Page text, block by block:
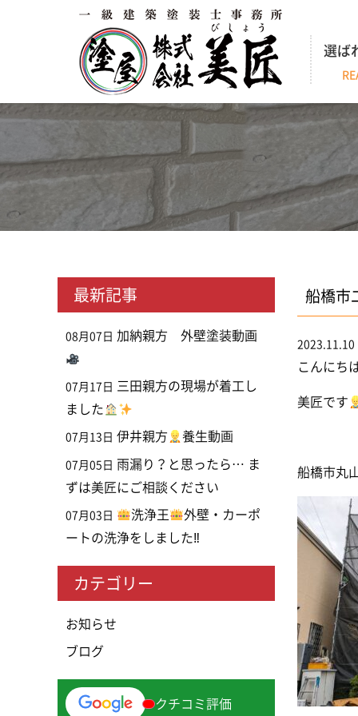
選ば
船橋市
2023.11.10
こんにち
美匠です
船橋市丸
最新記事
08月07日 加納親方 外壁塗装動画
07月17日
三田親方の現場が着工し
ました
07月13日 伊井親方 養生動画
07月05日 雨漏り？と思ったら… ま
ずは美匠にご相談ください
07月03日 洗浄王
外壁・カーポ
ートの洗浄をしました‼
カテゴリー
お知らせ
ブログ
クチコミ評価